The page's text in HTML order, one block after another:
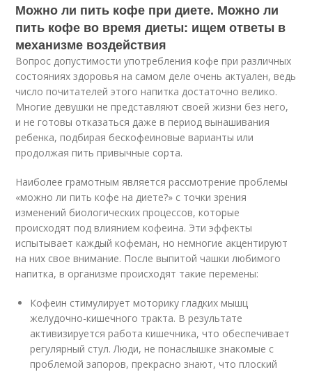
Можно ли пить кофе при диете. Можно ли
пить кофе во время диеты: ищем ответы в
механизме воздействия
Вопрос допустимости употребления кофе при различных
состояниях здоровья на самом деле очень актуален, ведь
число почитателей этого напитка достаточно велико.
Многие девушки не представляют своей жизни без него,
и не готовы отказаться даже в период вынашивания
ребенка, подбирая бескофеиновые варианты или
продолжая пить привычные сорта.
Наиболее грамотным является рассмотрение проблемы
«можно ли пить кофе на диете?» с точки зрения
изменений биологических процессов, которые
происходят под влиянием кофеина. Эти эффекты
испытывает каждый кофеман, но немногие акцентируют
на них свое внимание. После выпитой чашки любимого
напитка, в организме происходят такие перемены:
Кофеин стимулирует моторику гладких мышц
желудочно-кишечного тракта. В результате
активизируется работа кишечника, что обеспечивает
регулярный стул. Люди, не понаслышке знакомые с
проблемой запоров, прекрасно знают, что плоский